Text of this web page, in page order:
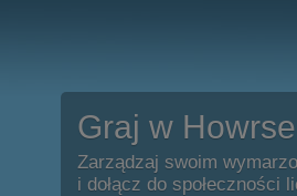
Graj w Howrse
Zarządzaj swoim
i dołącz do społeczności